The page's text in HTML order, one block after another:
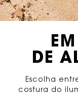
DE
Escolha
costura do